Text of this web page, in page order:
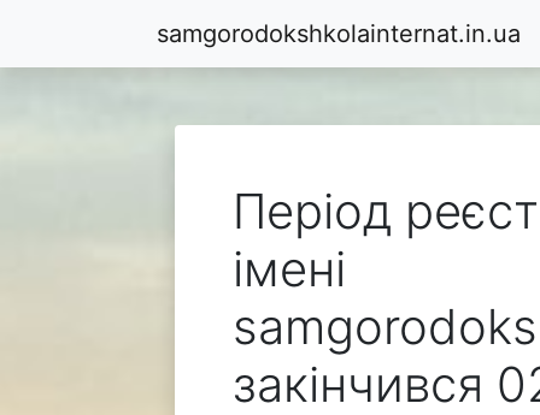
samgorodokshkolainternat.in.ua
Період
імені
закінчився